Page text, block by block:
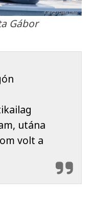
Gábor
utána
volt a